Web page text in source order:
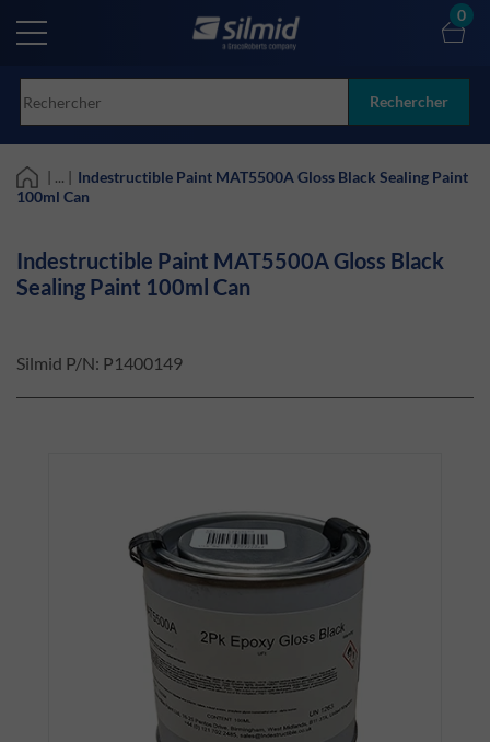
main
Rechercher
0
| ... | Indestructible Paint MAT5500A Gloss Black Sealing Paint
100ml Can
Indestructible Paint MAT5500A Gloss Black
Sealing Paint 100ml Can
Silmid P/N: P1400149